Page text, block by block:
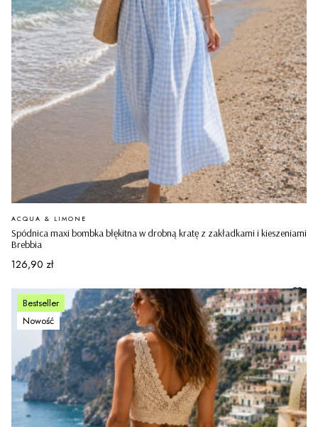
Spódnica maxi bombka błękitna w drobną kratę z zakładkami i kieszeniami
Brebbia
PRODUCENT
ACQUA & LIMONE
Cena
126,90 zł
Bestseller
Nowość